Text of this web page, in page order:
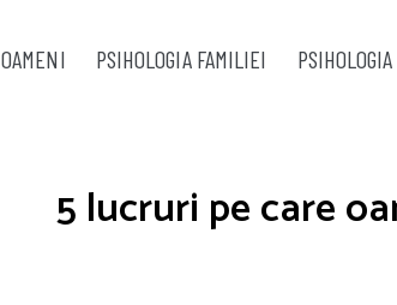
OAMENI PSIHOLOGIA FAMILIEI
5 lucruri pe care